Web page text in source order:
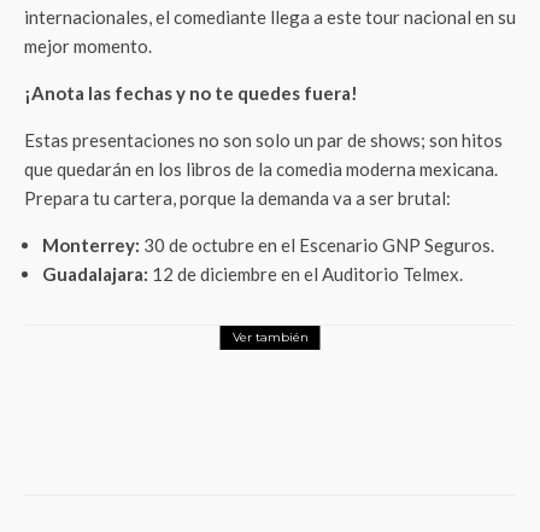
internacionales, el comediante llega a este tour nacional en su
mejor momento.
¡Anota las fechas y no te quedes fuera!
Estas presentaciones no son solo un par de shows; son hitos
que quedarán en los libros de la comedia moderna mexicana.
Prepara tu cartera, porque la demanda va a ser brutal:
Monterrey: 30 de octubre en el Escenario GNP Seguros.
Guadalajara: 12 de diciembre en el Auditorio Telmex.
Ver también